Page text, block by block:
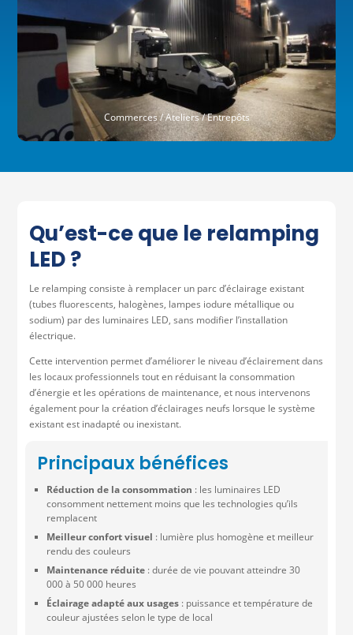
Commerces / Ateliers / Entrepôts
Qu’est-ce que le relamping
LED ?
Le relamping consiste à remplacer un parc d’éclairage existant
(tubes fluorescents, halogènes, lampes iodure métallique ou
sodium) par des luminaires LED, sans modifier l’installation
électrique.
Cette intervention permet d’améliorer le niveau d’éclairement dans
les locaux professionnels tout en réduisant la consommation
d’énergie et les opérations de maintenance, et nous intervenons
également pour la création d’éclairages neufs lorsque le système
existant est inadapté ou inexistant.
Principaux bénéfices
Réduction de la consommation : les luminaires LED
consomment nettement moins que les technologies qu’ils
remplacent
Meilleur confort visuel : lumière plus homogène et meilleur
rendu des couleurs
Maintenance réduite : durée de vie pouvant atteindre 30
000 à 50 000 heures
Éclairage adapté aux usages : puissance et température de
couleur ajustées selon le type de local